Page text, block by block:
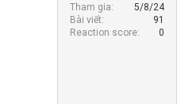
Tham gia
5/8/24
Bài viết
91
Reaction score
0